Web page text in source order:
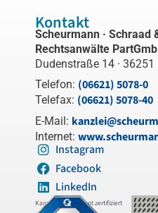
Kontakt
Scheurmann · Schraad
Rechtsanwälte
Dudenstraße 14 ·
Telefon: (06621) 5078-0
Telefax: (06621) 5078-40
E-Mail:
Internet:
Instagram
Facebook
LinkedIn
Kanzleimanagement zertifiziert